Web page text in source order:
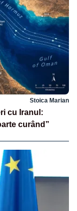
Stoica Marian
cu Iranul:
curând”